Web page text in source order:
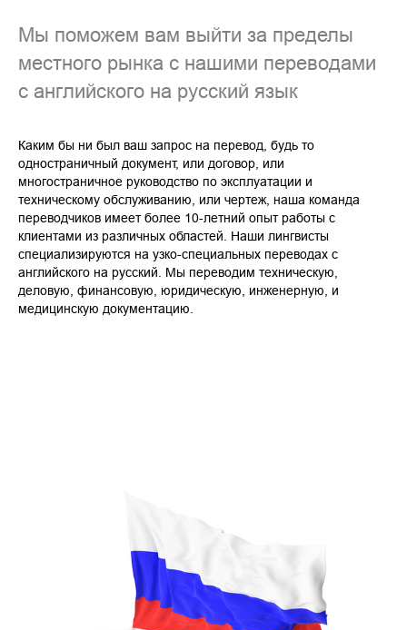
Мы поможем вам выйти за пределы
местного рынка с нашими переводами
с английского на русский язык
Каким бы ни был ваш запрос на перевод, будь то
одностраничный документ, или договор, или
многостраничное руководство по эксплуатации и
техническому обслуживанию, или чертеж, наша команда
переводчиков имеет более 10-летний опыт работы с
клиентами из различных областей. Наши лингвисты
специализируются на узко-специальных переводах с
английского на русский. Мы переводим техническую,
деловую, финансовую, юридическую, инженерную, и
медицинскую документацию.